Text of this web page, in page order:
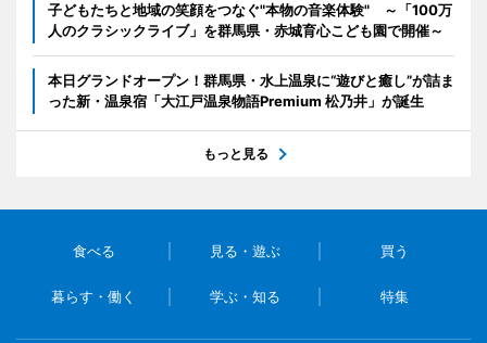
子どもたちと地域の笑顔をつなぐ"本物の音楽体験" ～「100万
人のクラシックライブ」を群馬県・赤城育心こども園で開催～
本日グランドオープン！群馬県・水上温泉に“遊びと癒し”が詰ま
った新・温泉宿「大江戸温泉物語Premium 松乃井」が誕生
もっと見る
食べる 見る・遊ぶ 買う
暮らす・働く 学ぶ・知る 特集